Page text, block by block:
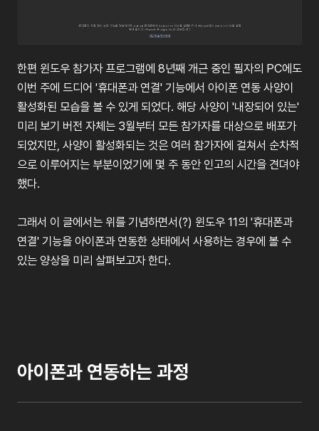
한편 윈도우 참가자 프로그램에 8년째 개근 중인 필자의 PC에도
이번 주에 드디어 '휴대폰과 연결' 기능에서 아이폰 연동 사양이
활성화된 모습을 볼 수 있게 되었다. 해당 사양이 '내장되어 있는'
미리 보기 버전 자체는 3월부터 모든 참가자를 대상으로 배포가
되었지만, 사양이 활성화되는 것은 여러 참가자에 걸쳐서 순차적
으로 이루어지는 부분이었기에 몇 주 동안 인고의 시간을 견뎌야
했다.
그래서 이 글에서는 위를 기념하면서 (?) 윈도우 11의 '휴대폰과
연결' 기능을 아이폰과 연동한 상태에서 사용하는 경우에 볼 수
있는 양상을 미리 살펴보고자 한다.
아이폰과 연동하는 과정